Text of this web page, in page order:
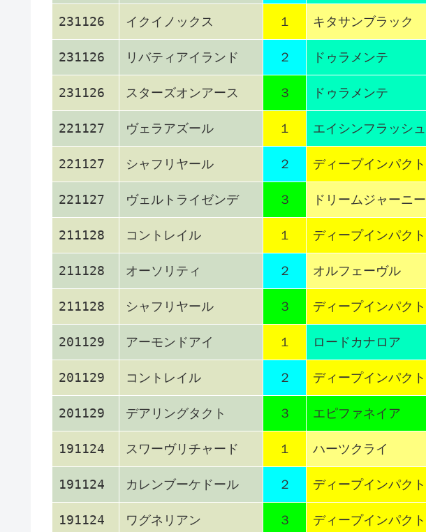
231126 イクイノックス １ キタサンブラック
231126 リバティアイランド ２ ドゥラメンテ
231126 スターズオンアース ３ ドゥラメンテ
221127 ヴェラアズール １ エイシンフラッシュ
221127 シャフリヤール ２ ディープインパクト
221127 ヴェルトライゼンデ ３ ドリームジャーニー
211128 コントレイル １ ディープインパクト
211128 オーソリティ ２ オルフェーヴル
211128 シャフリヤール ３ ディープインパクト
201129 アーモンドアイ １ ロードカナロア
201129 コントレイル ２ ディープインパクト
201129 デアリングタクト ３ エピファネイア
191124 スワーヴリチャード １ ハーツクライ
191124 カレンブーケドール ２ ディープインパクト
191124 ワグネリアン ３ ディープインパクト